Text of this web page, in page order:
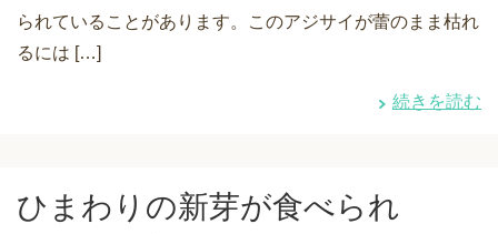
られていることがあります。このアジサイが蕾のまま枯れ
るには […]
続きを読む
ひまわりの新芽が食べられ